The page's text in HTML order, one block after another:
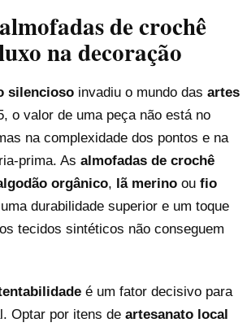
de crochê
na decoração
silencioso invadiu o mundo das artes
o valor de uma peça não está no
na complexidade dos pontos e na
prima. As almofadas de crochê
orgânico, lã merino ou fio
durabilidade superior e um toque
tecidos sintéticos não conseguem
é um fator decisivo para
Optar por itens de artesanato local